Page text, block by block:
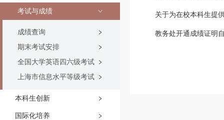
考试与成绩
成绩查询
期末考试安排
全国大学英语四六级考试
上海市信息水平等级考试
本科生创新
国际化培养
关于为在校本科生提
教务处开通成绩证明